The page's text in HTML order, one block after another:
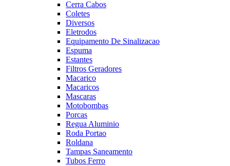
Cerra Cabos
Coletes
Diversos
Eletrodos
Equipamento De Sinalizacao
Espuma
Estantes
Filtros Geradores
Macarico
Macaricos
Mascaras
Motobombas
Porcas
Regua Aluminio
Roda Portao
Roldana
Tampas Saneamento
Tubos Ferro